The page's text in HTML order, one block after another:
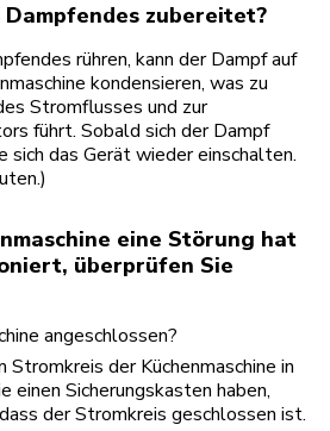
zubereitet?
rühren, kann der Dampf auf
kondensieren, was zu
Stromflusses und zur
führt. Sobald sich der Dampf
das Gerät wieder einschalten.
eine Störung hat
überprüfen Sie
angeschlossen?
Stromkreis der Küchenmaschine in
einen Sicherungskasten haben,
der Stromkreis geschlossen ist.